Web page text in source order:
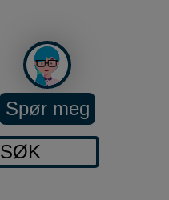
Spør meg
SØK